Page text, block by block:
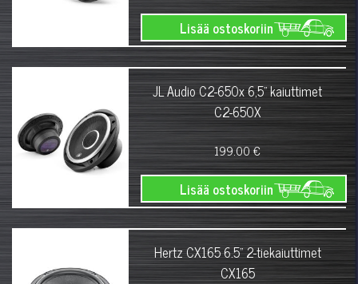
Lisää ostoskoriin
JL Audio C2-650x 6,5" kaiuttimet
C2-650X
199.00 €
Lisää ostoskoriin
Hertz CX165 6.5" 2-tiekaiuttimet
CX165